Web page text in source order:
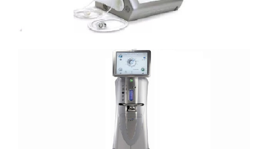
博士伦1.8mm微创超乳设备